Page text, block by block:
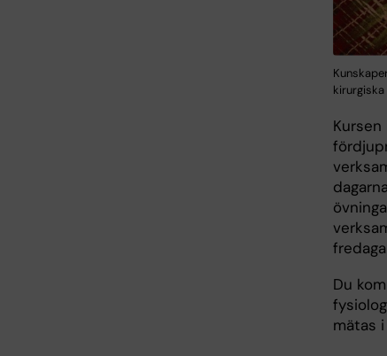
Du
mätas